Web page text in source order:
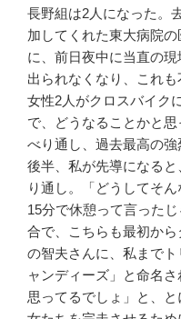
長野組は2人になった。
加してくれた東大病院
に、前日夜中に当直の
出られなくなり、これ
女性2人がクロスバイク
で、どうなることかと
べり通し、過去最高の強
後半、私が先導になる
り通し。「どうしてそ
15分で休憩って言った
合で、こちらも最初か
の智夫さんに、私まで
ャンディーズ」と命名
思ってるでしょ」と、